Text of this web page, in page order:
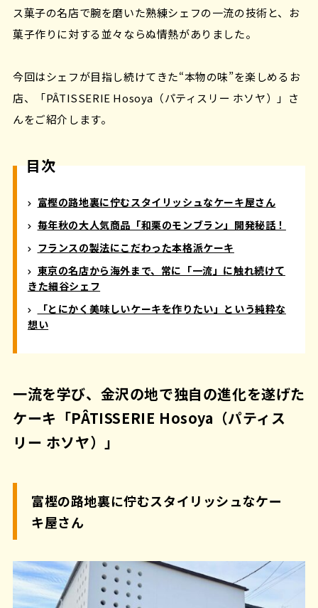
ス菓子の名店で腕を磨いた熟練シェフの一流の技術と、お
菓子作りに対する並々ならぬ情熱がありました。
今回はシェフが目指し続けてきた“本物の味”を楽しめるお
店、「PÂTISSERIE Hosoya（パティスリー ホソヤ）」さ
んをご紹介します。
目次
富樫の路地裏に佇むスタイリッシュなケーキ屋さん
毎年秋の大人気商品「和栗のモンブラン」開発秘話！
フランスの製法にこだわった本格派ケーキ
東京の名店から海外まで、常に「一流」に触れ続けて
きた細谷シェフ
「とにかく美味しいケーキを作りたい」という純粋な
想い
一流を学び、金沢の地で独自の進化を遂げた
ケーキ「PÂTISSERIE Hosoya（パティス
リー ホソヤ）」
富樫の路地裏に佇むスタイリッシュなケー
キ屋さん